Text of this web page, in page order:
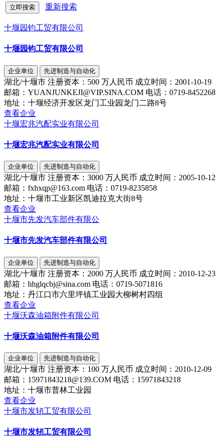
重新搜索
十堰园钧工贸有限公司
十堰园钧工贸有限公司
企业单位 先进制造与自动化
湖北/十堰市 注册资本： 500 万人民币 成立时间： 2001-10-19
邮箱： YUANJUNKEJI@VIP.SINA.COM 电话： 0719-8452268
地址： 十堰经济开发区龙门工业园龙门二路8号
查看企业
十堰宏兆汽配实业有限公司
十堰宏兆汽配实业有限公司
企业单位 先进制造与自动化
湖北/十堰市 注册资本： 3000 万人民币 成立时间： 2005-10-12
邮箱： fxhxqp@163.com 电话： 0719-8235858
地址： 十堰市工业新区凯迪拉克大街8号
查看企业
十堰市先发汽车部件有限公
十堰市先发汽车部件有限公司
企业单位 先进制造与自动化
湖北/十堰市 注册资本： 2000 万人民币 成立时间： 2010-12-23
邮箱： hhglqcbj@sina.com 电话： 0719-5071816
地址： 丹江口市六里坪镇工业园大柳树村四组
查看企业
十堰沃森油箱附件有限公司
十堰沃森油箱附件有限公司
企业单位 先进制造与自动化
湖北/十堰市 注册资本： 100 万人民币 成立时间： 2010-12-09
邮箱： 15971843218@139.COM 电话： 15971843218
地址： 十堰市普林工业园
查看企业
十堰市发轫工贸有限公司
十堰市发轫工贸有限公司